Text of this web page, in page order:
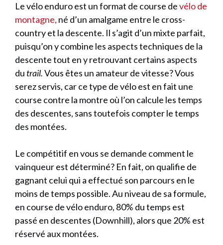
Le vélo enduro est un format de course devélo de
montagne, né d’un amalgame entre le cross-
country et la descente. Il s’agit d’un mixte parfait,
puisqu’on y combine les aspects techniques de la
descente tout en y retrouvant certains aspects
du trail.Vous êtes un amateur de vitesse? Vous
serez servis, car ce type de vélo est en fait une
course contre la montre où l’on calcule les temps
des descentes, sans toutefois compter le temps
des montées.
Le compétitif en vous se demande comment le
vainqueur est déterminé? En fait, on qualifie de
gagnant celui qui a effectué son parcours en le
moins de temps possible. Au niveau de sa formule,
en course de vélo enduro, 80% du temps est
passé en descentes (Downhill), alors que 20% est
réservé aux montées.